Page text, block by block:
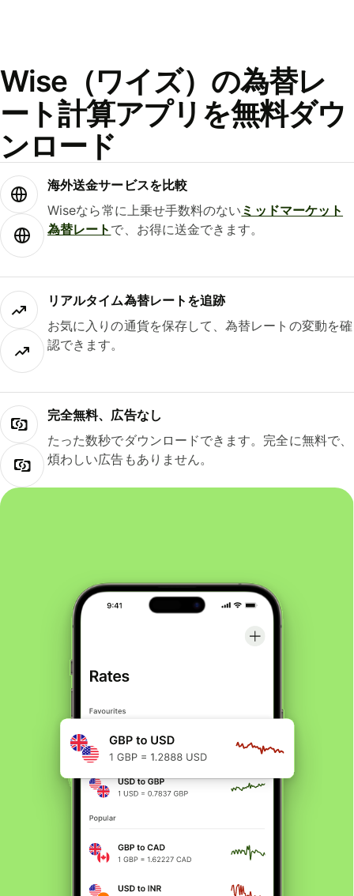
Wise（ワイズ）の為替レ
ート計算アプリを無料ダウ
ンロード
海外送金サービスを比較
Wiseなら常に上乗せ手数料のない ミッドマーケット
為替レート で、お得に送金できます。
リアルタイム為替レートを追跡
お気に入りの通貨を保存して、為替レートの変動を確
認できます。
完全無料、広告なし
たった数秒でダウンロードできます。完全に無料で、
煩わしい広告もありません。